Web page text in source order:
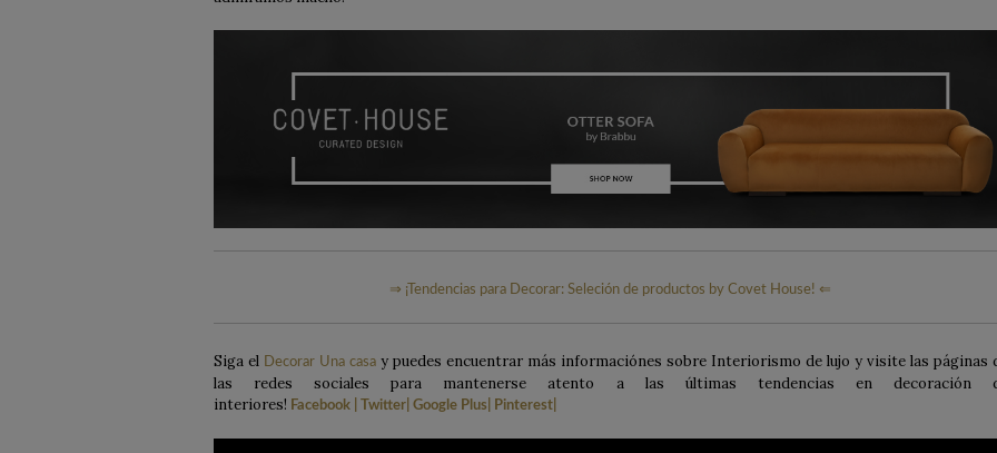
⇒ ¡Tendencias para Decorar: Seleción de productos by Covet House! ⇐
Siga el Decorar Una casa y puedes encuentrar más informaciónes sobre Interiorismo de lujo y visite las páginas
las redes sociales para mantenerse atento a las últimas tendencias en decoración
interiores! Facebook Twitter Google Plus Pinterest